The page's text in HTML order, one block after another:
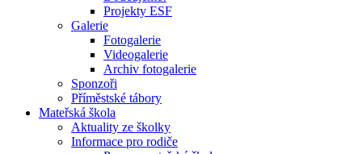
Projekty ESF
Galerie
Fotogalerie
Videogalerie
Archiv fotogalerie
Sponzoři
Příměstské tábory
Mateřská škola
Aktuality ze školky
Informace pro rodiče